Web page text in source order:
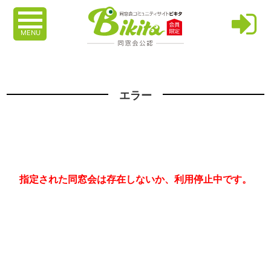
MENU
エラー
指定された同窓会は存在しないか、利用停止中です。